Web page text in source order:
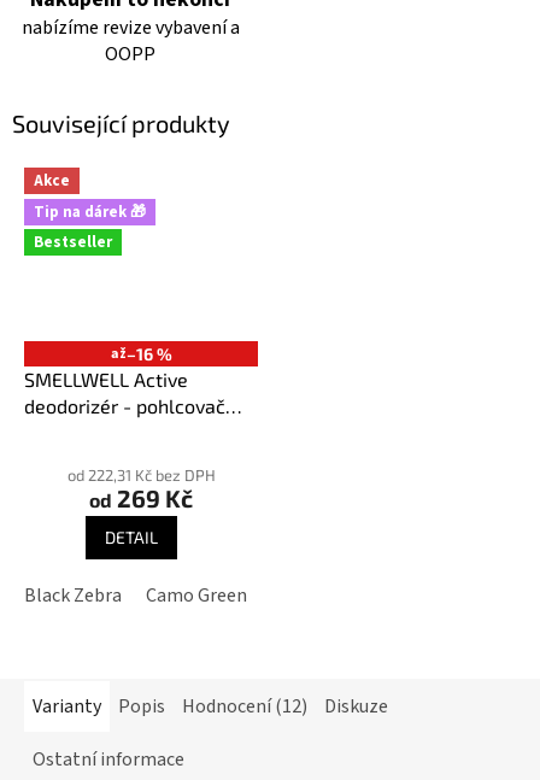
nabízíme revize vybavení a
OOPP
Související produkty
Akce
Tip na dárek 🎁
Bestseller
až–16 %
SMELLWELL Active
deodorizér - pohlcovač
hodnocení
produktu
5
od 222,31 Kč bez DPH
od 269 Kč
DETAIL
Black Zebra Camo Green
Varianty Popis Hodnocení (12)
Diskuze
Ostatní informace